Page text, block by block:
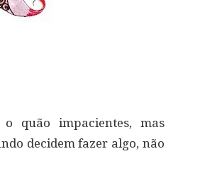
quão impacientes, mas
decidem fazer algo, não